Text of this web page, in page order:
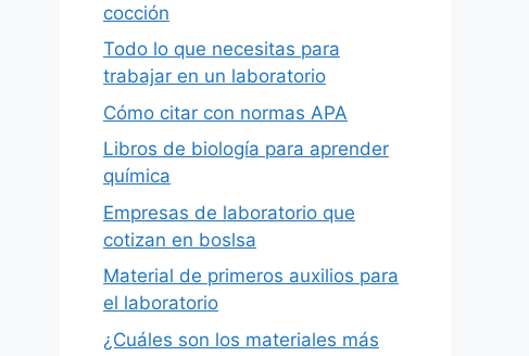
cocción
Todo lo que necesitas para
trabajar en un laboratorio
Cómo citar con normas APA
Libros de biología para aprender
química
Empresas de laboratorio que
cotizan en boslsa
Material de primeros auxilios para
el laboratorio
¿Cuáles son los materiales más